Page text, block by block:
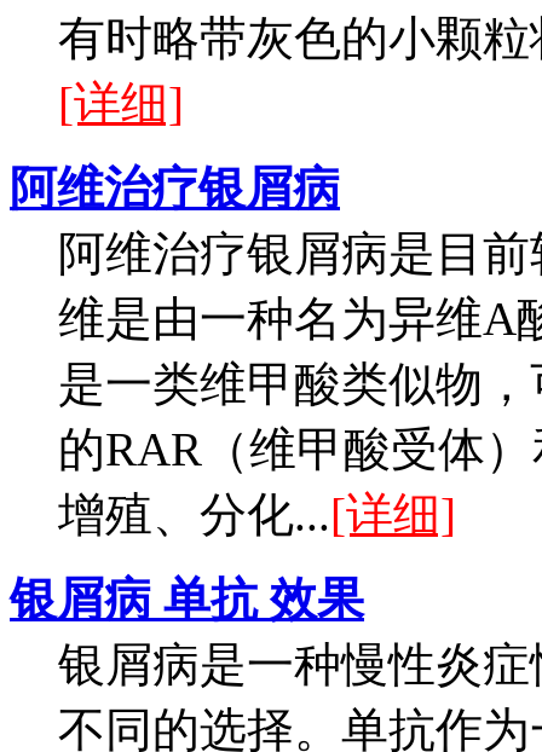
有时略带灰色的小颗
[详细]
阿维治疗银屑病
阿维治疗银屑病是目
维是由一种名为异维A
是一类维甲酸类似物
的RAR（维甲酸受体
增殖、分化...[详细]
银屑病 单抗 效果
银屑病是一种慢性炎
不同的选择。单抗作